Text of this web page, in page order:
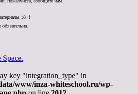
18+!
Space.
key "integration_type" in
www/inza-whiteschool.ru/wp-